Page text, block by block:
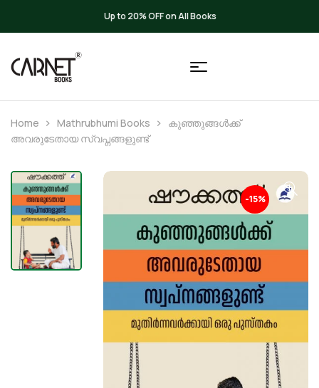
Up to 20% OFF on All Books
Home Mathrubhumi Books
കുഞ്ഞുങ്ങൾക്ക്
അവരുടേതായ സ്വപ്നങ്ങളുണ്ട്
-15%